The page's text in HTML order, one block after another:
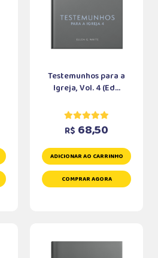
Testemunhos para a
Igreja, Vol. 4 (Ed...
R$ 68,50
ADICIONAR AO CARRINHO
COMPRAR AGORA